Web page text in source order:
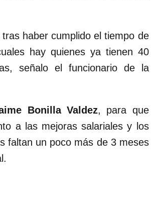
tras haber cumplido el tiempo de
hay quienes ya tienen 40
señalo el funcionario de la
Bonilla Valdez, para que
a las mejoras salariales y los
faltan un poco más de 3 meses